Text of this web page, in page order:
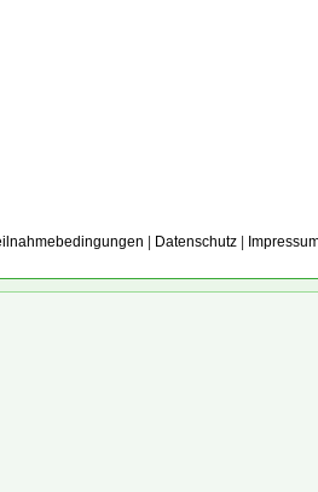
Datenschutz|